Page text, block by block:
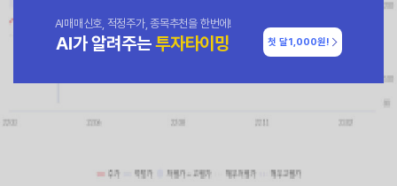
AI매매신호, 적정주가, 종목추천을 한번에!
AI가 알려주는투자타이밍 첫 달1,000원!